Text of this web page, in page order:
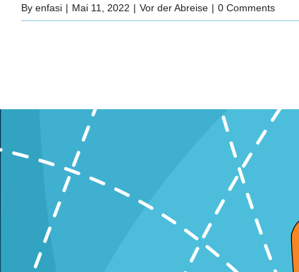
By enfasi | Mai 11, 2022 | Vor der Abreise | 0 Comments